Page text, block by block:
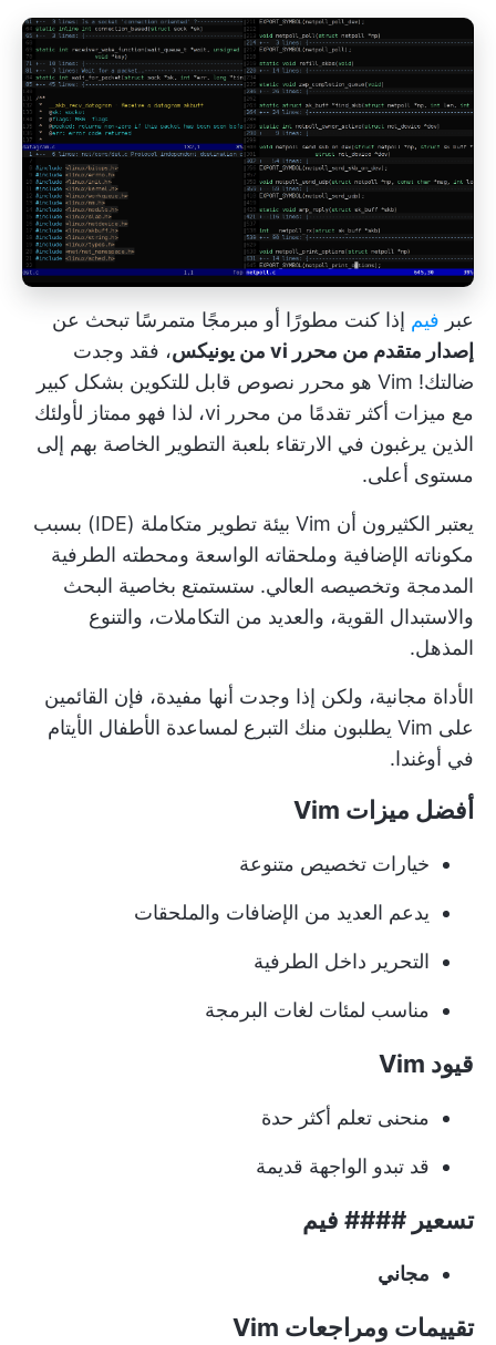
عبر فيم إذا كنت مطورًا أو مبرمجًا متمرسًا تبحث عن
إصدار متقدم من محرر vi من يونيكس
، فقد وجدت
ضالتك! Vim هو محرر نصوص قابل للتكوين بشكل كبير
مع ميزات أكثر تقدمًا من محرر vi، لذا فهو ممتاز لأولئك
الذين يرغبون في الارتقاء بلعبة التطوير الخاصة بهم إلى
مستوى أعلى.
يعتبر الكثيرون أن Vim بيئة تطوير متكاملة (IDE) بسبب
مكوناته الإضافية وملحقاته الواسعة ومحطته الطرفية
المدمجة وتخصيصه العالي. ستستمتع بخاصية البحث
والاستبدال القوية، والعديد من التكاملات، والتنوع
المذهل.
الأداة مجانية، ولكن إذا وجدت أنها مفيدة، فإن القائمين
على Vim يطلبون منك التبرع لمساعدة الأطفال الأيتام
في أوغندا.
أفضل ميزات Vim
خيارات تخصيص متنوعة
يدعم العديد من الإضافات والملحقات
التحرير داخل الطرفية
مناسب لمئات لغات البرمجة
قيود Vim
منحنى تعلم أكثر حدة
قد تبدو الواجهة قديمة
تسعير #### فيم
مجاني
تقييمات ومراجعات Vim